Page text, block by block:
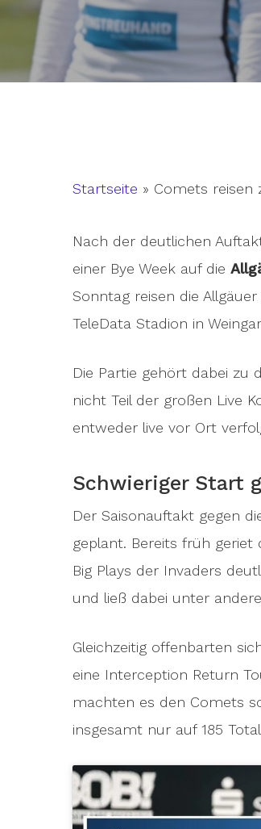
Hit enter to search or ESC
Startseite » Comets reisen
Nach der deutlichen
einer Bye Week auf die
Sonntag reisen die
TeleData Stadion in
Die Partie gehört dabei zu
nicht Teil der großen Live
entweder live vor Ort
Schwieriger Start
Der Saisonauftakt gegen
geplant. Bereits früh
Big Plays der Invaders
und ließ dabei unter
Gleichzeitig offenbarten
eine Interception Return
machten es den Comets
insgesamt nur auf 185